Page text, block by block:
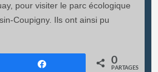
pour visiter le parc écologique
Coupigny. Ils ont ainsi pu
0
PARTAGES